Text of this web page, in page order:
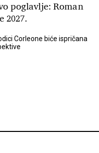
poglavlje: Roman
2027.
Corleone biće ispričana